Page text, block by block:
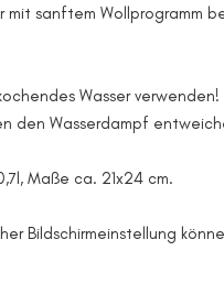
sanftem Wollprogramm
Wasser
den Wasserdampf
Maße ca. 21x24 cm.
Bildschirmeinstellung